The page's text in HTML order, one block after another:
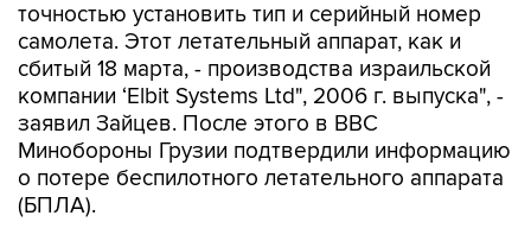
точностью установить тип и серийный номер
самолета. Этот летательный аппарат, как и
сбитый 18 марта, - производства израильской
компании ‘Elbit Systems Ltd", 2006 г. выпуска", -
заявил Зайцев. После этого в ВВС
Минобороны Грузии подтвердили информацию
о потере беспилотного летательного аппарата
(БПЛА).